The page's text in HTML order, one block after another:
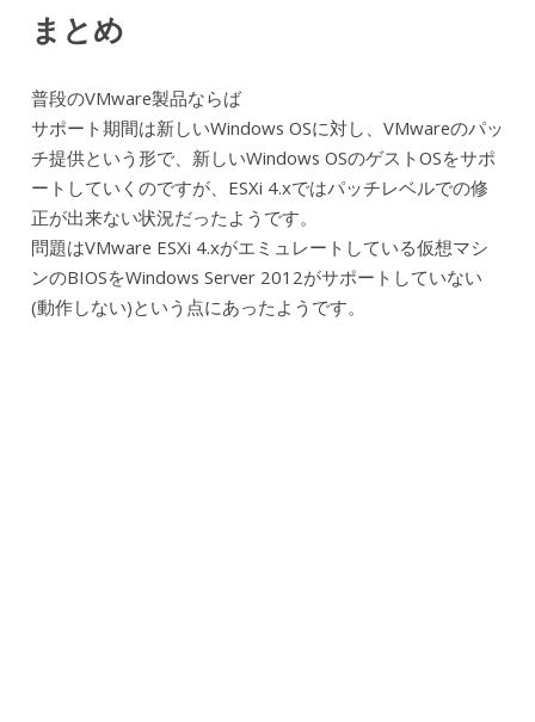
まとめ
普段のVMware製品ならば
サポート期間は新しいWindows OSに対し、VMwareのパッ
チ提供という形で、新しいWindows OSのゲストOSをサポ
ートしていくのですが、ESXi 4.xではパッチレベルでの修
正が出来ない状況だったようです。
問題はVMware ESXi 4.xがエミュレートしている仮想マシ
ンのBIOSをWindows Server 2012がサポートしていない
(動作しない)という点にあったようです。